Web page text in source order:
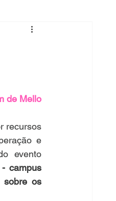
de Mello
recursos
e
campus
sobre os